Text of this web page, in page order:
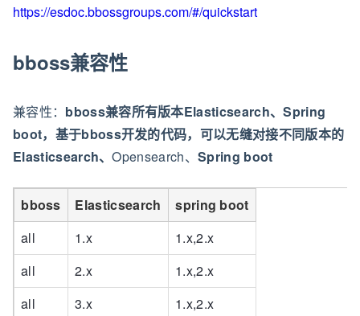
https://esdoc.bbossgroups.com/#/quickstart
bboss兼容性
兼容性： bboss兼容所有版本Elasticsearch、Spring
boot，基于bboss开发的代码，可以无缝对接不同版本的
Elasticsearch、Opensearch、Spring boot
bboss Elasticsearch
spring boot
all
1.x
1.x,2.x
all
2.x
1.x,2.x
all
3.x
1.x,2.x